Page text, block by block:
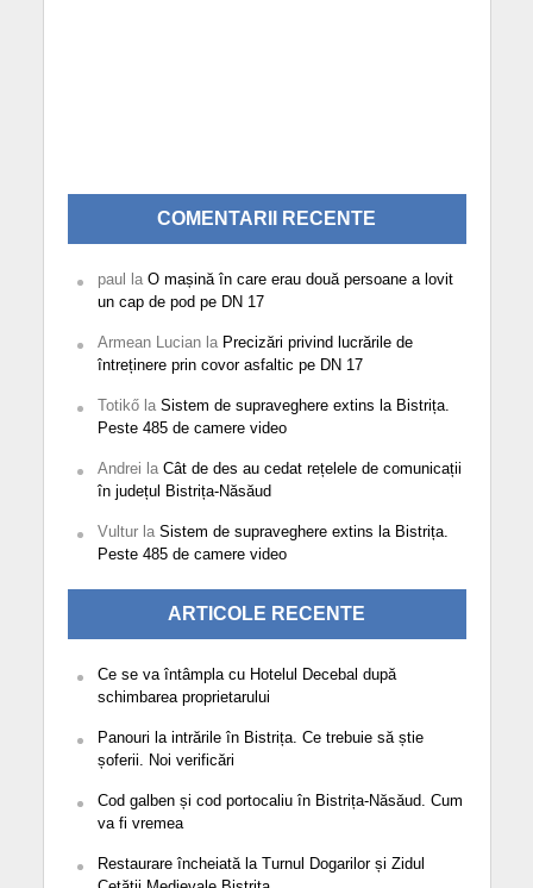
COMENTARII RECENTE
paul la O mașină în care erau două persoane a lovit
un cap de pod pe DN 17
Armean Lucianla Precizări privind lucrările de
întreținere prin covor asfaltic pe DN 17
Totikőla Sistem de supraveghere extins la Bistrița.
Peste 485 de camere video
Andrei la Cât de des au cedat rețelele de comunicații
în județul Bistrița-Năsăud
Vulturla Sistem de supraveghere extins la Bistrița.
Peste 485 de camere video
ARTICOLE RECENTE
Ce se va întâmpla cu Hotelul Decebal după
schimbarea proprietarului
Panouri la intrările în Bistrița. Ce trebuie să știe
șoferii. Noi verificări
Cod galben și cod portocaliu în Bistrița-Năsăud. Cum
va fi vremea
Restaurare încheiată la Turnul Dogarilor și Zidul